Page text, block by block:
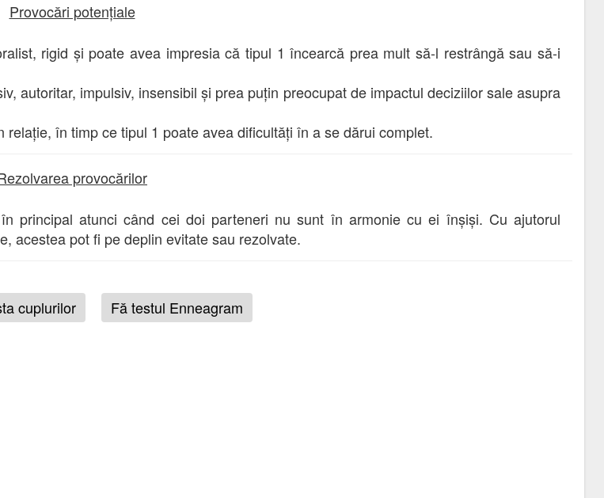
Provocări potențiale
rigid și poate avea impresia că tipul 1 încearcă prea mult să-l restrângă sau să-i
autoritar, impulsiv, insensibil și prea puțin preocupat de impactul deciziilor sale asupra
în timp ce tipul 1 poate avea dificultăți în a se dărui complet.
provocărilor
principal atunci când cei doi parteneri nu sunt în armonie cu ei înșiși. Cu ajutorul
acestea pot fi pe deplin evitate sau rezolvate.
cuplurilor Fă testul Enneagram